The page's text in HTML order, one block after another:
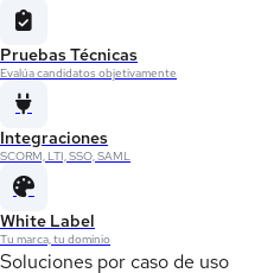
Pruebas Técnicas
Evalúa candidatos objetivamente
Integraciones
SCORM, LTI, SSO, SAML
White Label
Tu marca, tu dominio
Soluciones por caso de uso